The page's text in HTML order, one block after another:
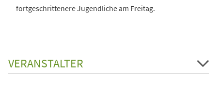
fortgeschrittenere Jugendliche am Freitag.
VERANSTALTER